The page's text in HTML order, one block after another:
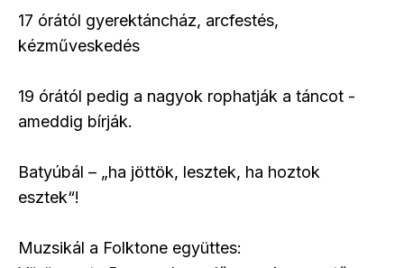
17 órától gyerektáncház, arcfestés,
kézműveskedés
19 órától pedig a nagyok rophatják a táncot -
ameddig bírják.
Batyúbál – „ha jöttök, lesztek, ha hoztok
esztek“!
Muzsikál a Folktone együttes: